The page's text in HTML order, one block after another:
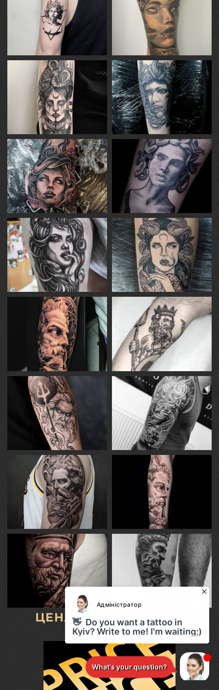
ЦЕНА ТАТУ В КИЕВЕ